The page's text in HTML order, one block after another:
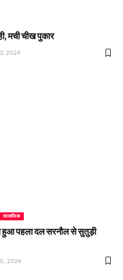
मची चीख पुकार
2024
सामाजिक
हुआ पहला दल सरनौल से सुतुड़ी
2024